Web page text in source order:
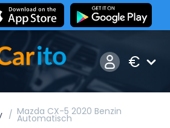
€
Mazda CX-5 2020 Benzin
Automatisch